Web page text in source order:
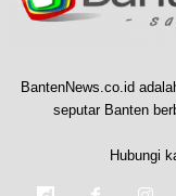
BantenNews.co.id
seputar Banten
Hubungi